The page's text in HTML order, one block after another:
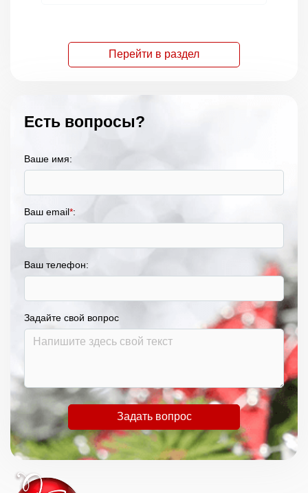
Перейти в раздел
Есть вопросы?
Ваше имя:
Ваш email*:
Ваш телефон:
Задайте свой вопрос
Задать вопрос